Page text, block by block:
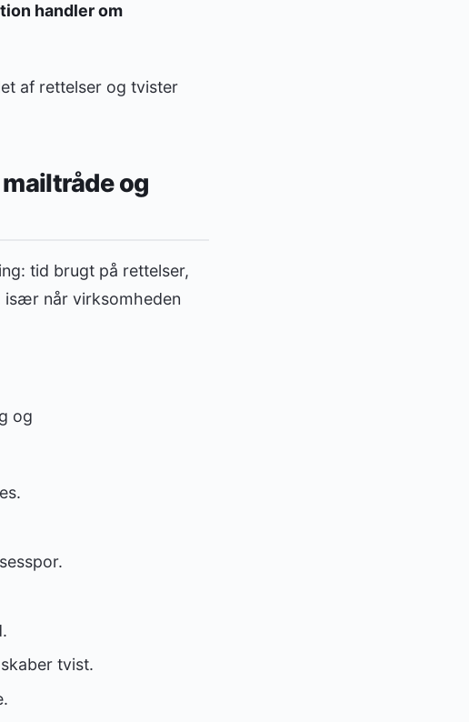
handler om
af rettelser og tvister
og
tid brugt på rettelser,
især når virksomheden
og
tvist.